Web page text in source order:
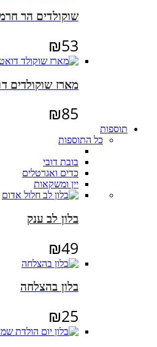
שוקולדים הר
₪53
מארז שוקולדים
₪85
תוספות
כל התוספות
בובת דובי
כדים ואגרטלים
יין ומשקאות
בלון לב ענק
₪49
בלון בהצלחה
₪25